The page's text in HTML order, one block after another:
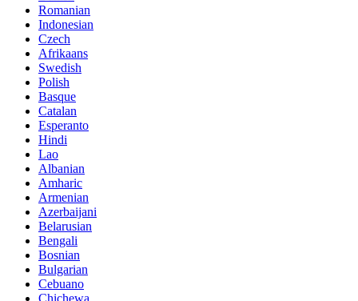
Romanian
Indonesian
Czech
Afrikaans
Swedish
Polish
Basque
Catalan
Esperanto
Hindi
Lao
Albanian
Amharic
Armenian
Azerbaijani
Belarusian
Bengali
Bosnian
Bulgarian
Cebuano
Chichewa